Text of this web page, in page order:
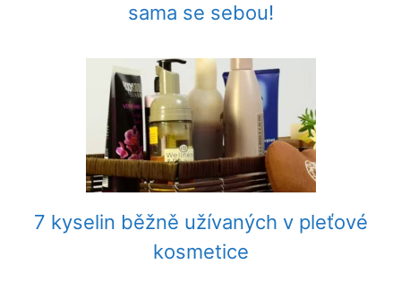
sama se sebou!
7 kyselin běžně užívaných v pleťové
kosmetice